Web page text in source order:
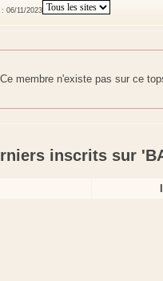
06/11/2023
Ce membre n'existe pas sur ce
inscrits sur